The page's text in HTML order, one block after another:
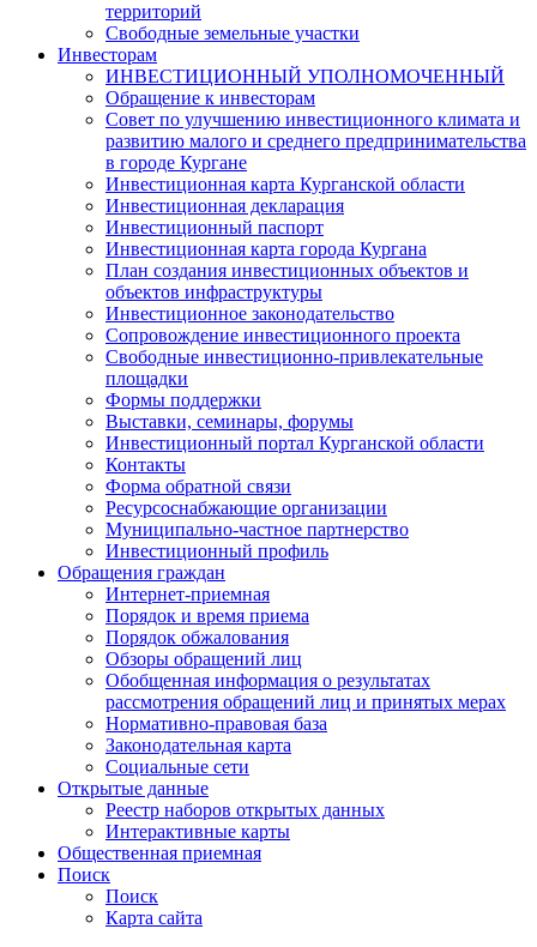
территорий
Свободные земельные участки
Инвесторам
ИНВЕСТИЦИОННЫЙ УПОЛНОМОЧЕННЫЙ
Обращение к инвесторам
Совет по улучшению инвестиционного климата и
развитию малого и среднего предпринимательства
в городе Кургане
Инвестиционная карта Курганской области
Инвестиционная декларация
Инвестиционный паспорт
Инвестиционная карта города Кургана
План создания инвестиционных объектов и
объектов инфраструктуры
Инвестиционное законодательство
Сопровождение инвестиционного проекта
Свободные инвестиционно-привлекательные
площадки
Формы поддержки
Выставки, семинары, форумы
Инвестиционный портал Курганской области
Контакты
Форма обратной связи
Ресурсоснабжающие организации
Муниципально-частное партнерство
Инвестиционный профиль
Обращения граждан
Интернет-приемная
Порядок и время приема
Порядок обжалования
Обзоры обращений лиц
Обобщенная информация о результатах
рассмотрения обращений лиц и принятых мерах
Нормативно-правовая база
Законодательная карта
Социальные сети
Открытые данные
Реестр наборов открытых данных
Интерактивные карты
Общественная приемная
Поиск
Поиск
Карта сайта